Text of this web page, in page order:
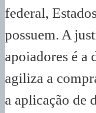
federal,
possuem. A
apoiadores é a
agiliza a
a aplicação de